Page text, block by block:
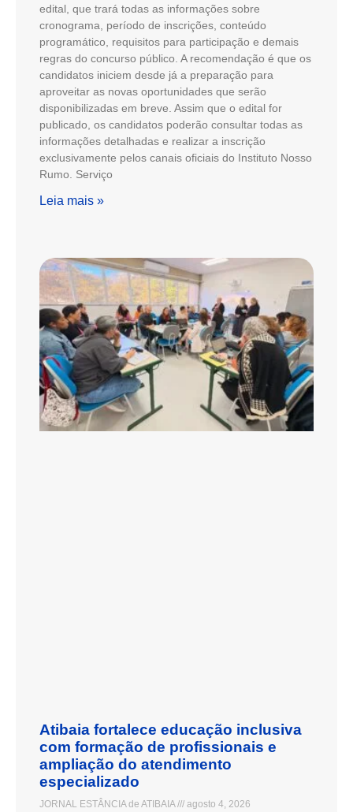
edital, que trará todas as informações sobre
cronograma, período de inscrições, conteúdo
programático, requisitos para participação e demais
regras do concurso público. A recomendação é que os
candidatos iniciem desde já a preparação para
aproveitar as novas oportunidades que serão
disponibilizadas em breve. Assim que o edital for
publicado, os candidatos poderão consultar todas as
informações detalhadas e realizar a inscrição
exclusivamente pelos canais oficiais do Instituto Nosso
Rumo. Serviço
Leia mais »
Atibaia fortalece educação inclusiva
com formação de profissionais e
ampliação do atendimento
especializado
JORNAL ESTÂNCIA de ATIBAIA agosto 4, 2026